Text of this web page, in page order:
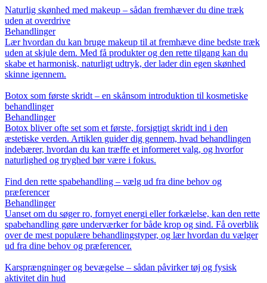
Naturlig skønhed med makeup – sådan fremhæver du dine træk
uden at overdrive
Behandlinger
Lær hvordan du kan bruge makeup til at fremhæve dine bedste træk
uden at skjule dem. Med få produkter og den rette tilgang kan du
skabe et harmonisk, naturligt udtryk, der lader din egen skønhed
skinne igennem.
Botox som første skridt – en skånsom introduktion til kosmetiske
behandlinger
Behandlinger
Botox bliver ofte set som et første, forsigtigt skridt ind i den
æstetiske verden. Artiklen guider dig gennem, hvad behandlingen
indebærer, hvordan du kan træffe et informeret valg, og hvorfor
naturlighed og tryghed bør være i fokus.
Find den rette spabehandling – vælg ud fra dine behov og
præferencer
Behandlinger
Uanset om du søger ro, fornyet energi eller forkælelse, kan den rette
spabehandling gøre underværker for både krop og sind. Få overblik
over de mest populære behandlingstyper, og lær hvordan du vælger
ud fra dine behov og præferencer.
Karsprængninger og bevægelse – sådan påvirker tøj og fysisk
aktivitet din hud